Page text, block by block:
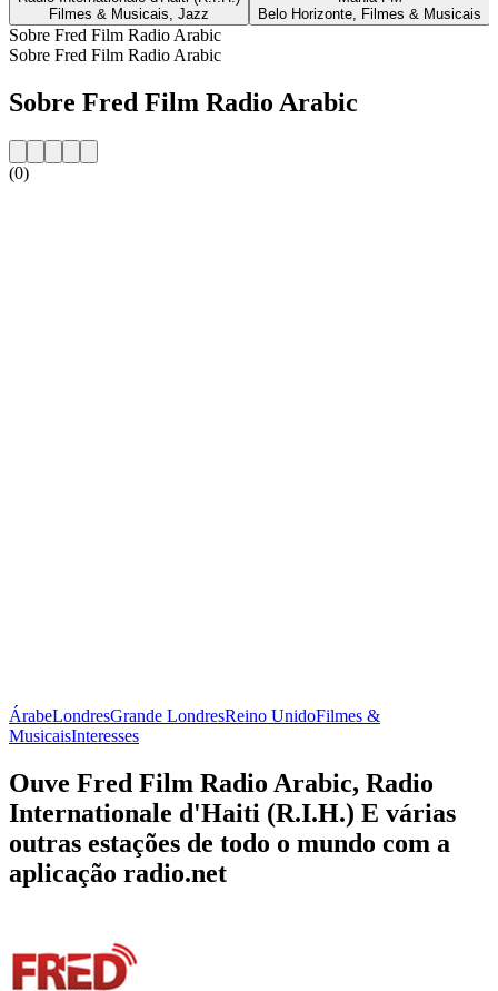
Filmes & Musicais, Jazz
Belo Horizonte, Filmes & Musicais
Sobre Fred Film Radio Arabic
Sobre Fred Film Radio Arabic
Sobre Fred Film Radio Arabic
(0)
ÁrabeLondresGrande LondresReino UnidoFilmes &
MusicaisInteresses
Ouve Fred Film Radio Arabic, Radio
Internationale d'Haiti (R.I.H.) E várias
outras estações de todo o mundo com a
aplicação radio.net